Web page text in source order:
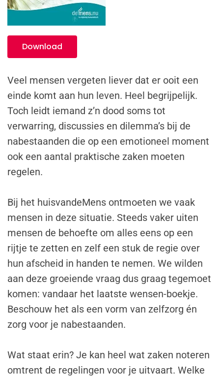
Download
Veel mensen vergeten liever dat er ooit een
einde komt aan hun leven. Heel begrijpelijk.
Toch leidt iemand z’n dood soms tot
verwarring, discussies en dilemma’s bij de
nabestaanden die op een emotioneel moment
ook een aantal praktische zaken moeten
regelen.
Bij het huisvandeMens ontmoeten we vaak
mensen in deze situatie. Steeds vaker uiten
mensen de behoefte om alles eens op een
rijtje te zetten en zelf een stuk de regie over
hun afscheid in handen te nemen. We wilden
aan deze groeiende vraag dus graag tegemoet
komen: vandaar het laatste wensen-boekje.
Beschouw het als een vorm van zelfzorg én
zorg voor je nabestaanden.
Wat staat erin? Je kan heel wat zaken noteren
omtrent de regelingen voor je uitvaart. Welke